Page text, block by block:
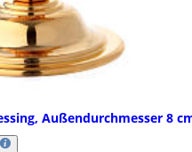
Außendurchmesser 8